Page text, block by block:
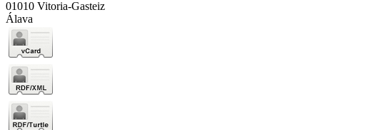
01010 Vitoria-Gasteiz
Álava